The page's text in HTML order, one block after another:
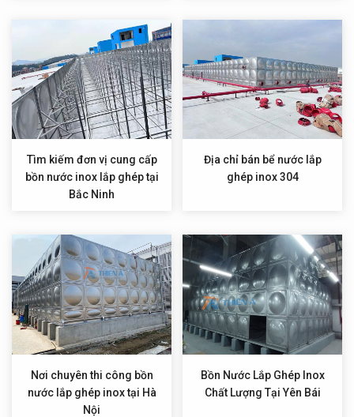
Tìm kiếm đơn vị cung cấp
bồn nước inox lắp ghép tại
Bắc Ninh
Địa chỉ bán bể nước lắp
ghép inox 304
Nơi chuyên thi công bồn
nước lắp ghép inox tại Hà
Nội
Bồn Nước Lắp Ghép Inox
Chất Lượng Tại Yên Bái